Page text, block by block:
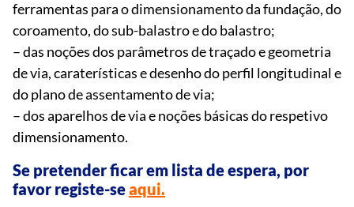
ferramentas para o dimensionamento da fundação, do
coroamento, do sub-balastro e do balastro;
– das noções dos parâmetros de traçado e geometria
de via, caraterísticas e desenho do perfil longitudinal e
do plano de assentamento de via;
– dos aparelhos de via e noções básicas do respetivo
dimensionamento.
Se pretender ficar em lista de espera, por
favor registe-seaqui.